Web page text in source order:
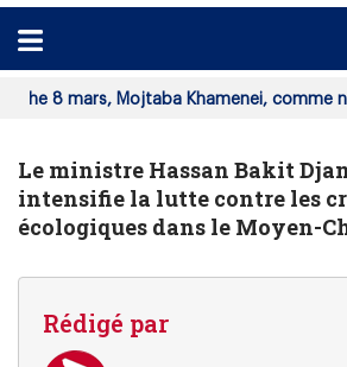
Khamenei, comme nouveau guide
Le ministre Hassan Bakit
intensifie la lutte contre les
écologiques dans le Moyen-
Rédigé par